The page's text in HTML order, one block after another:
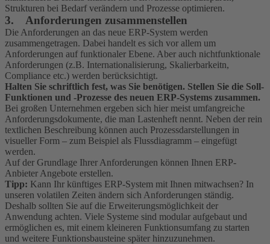
Strukturen bei Bedarf verändern und Prozesse optimieren.
3. Anforderungen zusammenstellen
Die Anforderungen an das neue ERP-System werden
zusammengetragen. Dabei handelt es sich vor allem um
Anforderungen auf funktionaler Ebene. Aber auch nichtfunktionale
Anforderungen (z.B. Internationalisierung, Skalierbarkeitn,
Compliance etc.) werden berücksichtigt.
Halten Sie schriftlich fest, was Sie benötigen. Stellen Sie die Soll-
Funktionen und -Prozesse des neuen ERP-Systems zusammen.
Bei großen Unternehmen ergeben sich hier meist umfangreiche
Anforderungsdokumente, die man Lastenheft nennt. Neben der rein
textlichen Beschreibung können auch Prozessdarstellungen in
visueller Form – zum Beispiel als Flussdiagramm – eingefügt
werden.
Auf der Grundlage Ihrer Anforderungen können Ihnen ERP-
Anbieter Angebote erstellen.
Tipp: Kann Ihr künftiges ERP-System mit Ihnen mitwachsen? In
unseren volatilen Zeiten ändern sich Anforderungen ständig.
Deshalb sollten Sie auf die Erweiterungsmöglichkeit der
Anwendung achten. Viele Systeme sind modular aufgebaut und
ermöglichen es, mit einem kleineren Funktionsumfang zu starten
und weitere Funktionsbausteine später hinzuzunehmen.